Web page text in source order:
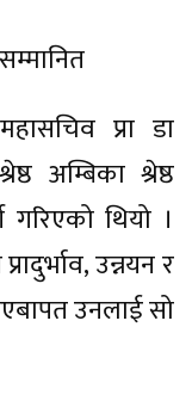
प्रा डा
अम्बिका श्रेष्ठ
गरिएको थियो ।
उन्नयन र
उनलाई सो